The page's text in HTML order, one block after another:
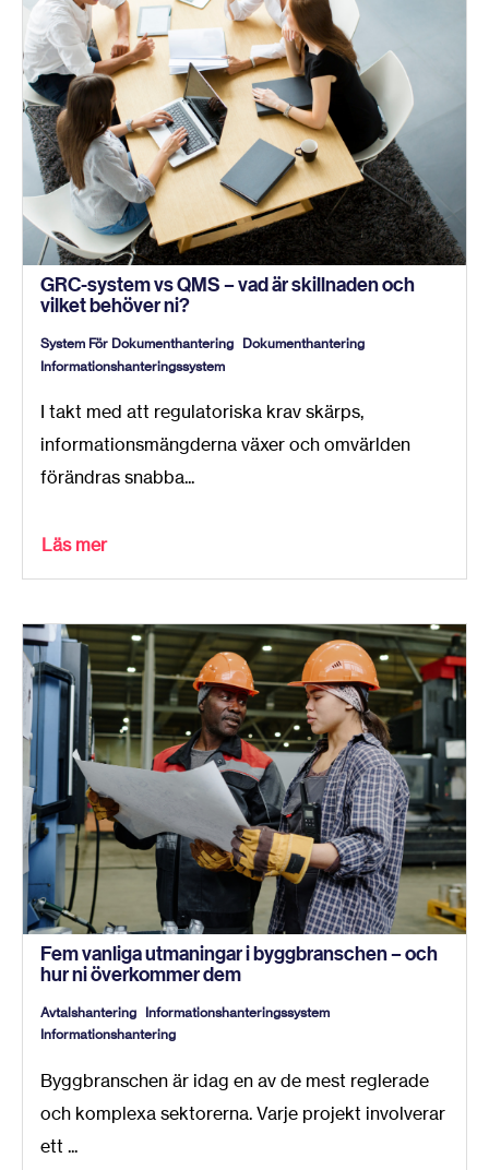
GRC-system vs QMS – vad är skillnaden och
vilket behöver ni?
System För Dokumenthantering Dokumenthantering
Informationshanteringssystem
I takt med att regulatoriska krav skärps,
informationsmängderna växer och omvärlden
förändras snabba...
Läs mer
Fem vanliga utmaningar i byggbranschen – och
hur ni överkommer dem
Avtalshantering Informationshanteringssystem
Informationshantering
Byggbranschen är idag en av de mest reglerade
och komplexa sektorerna. Varje projekt involverar
ett ...